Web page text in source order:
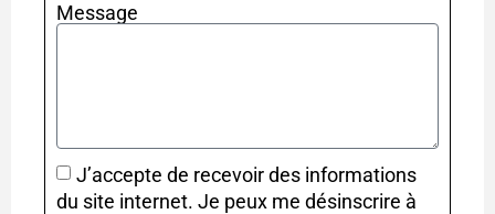
Message
J’accepte de recevoir des informations
du site internet. Je peux me désinscrire à